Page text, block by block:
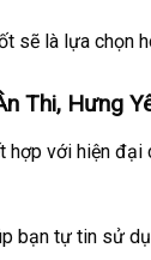
sẽ là lựa chọn
Thi, Hưng
với hiện
bạn tự tin sử